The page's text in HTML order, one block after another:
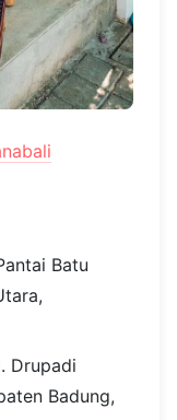
Batu
Drupadi
Badung,